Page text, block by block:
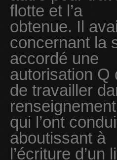
flotte et l’a
obtenue. Il
concernant la
accordé une
autorisation Q
de travailler
qui l’ont
aboutissant à
l’écriture